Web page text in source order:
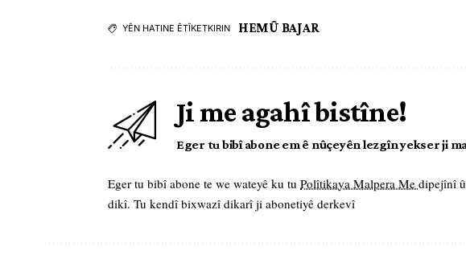
YÊN HATINE ÊTÎKETKIRIN HEMÛ BAJAR
Ji me agahî bistîne!
Eger tu bibî abone em ê nûçeyên lezgîn yekser ji
Eger tu bibî abone te we wateyê ku tu Polîtikaya Malpera Me dipejînî
dikî. Tu kendî bixwazî dikarî ji abonetiyê derkevî